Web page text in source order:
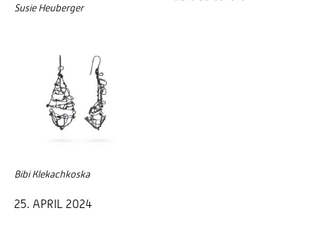
Susie Heuberger
Bibi Klekachkoska
25. APRIL 2024